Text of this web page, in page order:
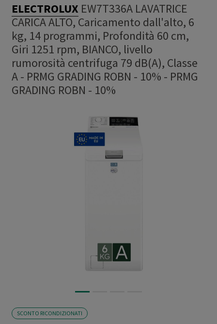
ELECTROLUX EW7T336A LAVATRICE
CARICA ALTO, Caricamento dall'alto, 6
kg, 14 programmi, Profondità 60 cm,
Giri 1251 rpm, BIANCO, livello
rumorosità centrifuga 79 dB(A), Classe
A - PRMG GRADING ROBN - 10% - PRMG
GRADING ROBN - 10%
SCONTO RICONDIZIONATI